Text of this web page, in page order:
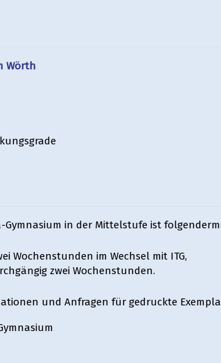
Wörth
Gymnasium in der Mittelstufe ist
Wochenstunden im Wechsel mit ITG,
zwei Wochenstunden.
und Anfragen für gedruckte